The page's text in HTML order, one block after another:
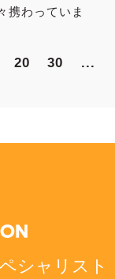
携わっていま
20 30 ...
シャリスト